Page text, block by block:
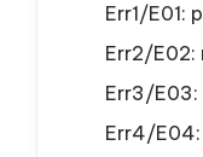
Err1/E01:
Err2/E02:
Err3/E03:
Err4/